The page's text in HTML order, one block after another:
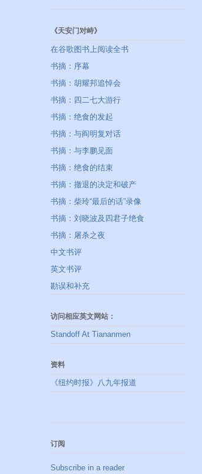
《天安门对峙》
在谷歌图书上阅读全书
书摘：序幕
书摘：胡耀邦追悼会
书摘：四二七大游行
书摘：绝食的发起
书摘：与阎明复对话
书摘：与李鹏见面
书摘：绝食的结束
书摘：撤退的决定和破产
书摘：柴玲“最后的话”录像
书摘：刘晓波及四君子绝食
书摘：屠杀之夜
中文书评
英文书评
勘误和补充
访问相应英文网站：
Standoff At Tiananmen
资料
《纽约时报》八九年报道
订阅
Subscribe in a reader